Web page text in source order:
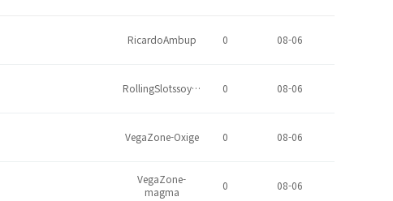
RicardoAmbup 0 08-06
RollingSlotssoy… 0 08-06
VegaZone-Oxige 0 08-06
VegaZone-
magma
0 08-06